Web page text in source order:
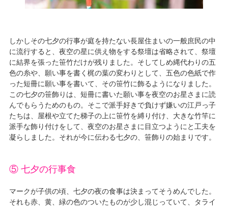
しかしその七夕の行事が庭を持たない長屋住まいの一般庶民の中
に流行すると、夜空の星に供え物をする祭壇は省略されて、祭壇
に結界を張った笹竹だけが残りました。そしてしめ縄代わりの五
色の糸や、願い事を書く梶の葉の変わりとして、五色の色紙で作
った短冊に願い事を書いて、その笹竹に飾るようになりました。
この七夕の笹飾りは、短冊に書いた願い事を夜空のお星さまに読
んでもらうためのもの。そこで派手好きで負けず嫌いの江戸っ子
たちは、屋根や立てた梯子の上に笹竹を縛り付け、大きな竹竿に
派手な飾り付けをして、夜空のお星さまに目立つようにと工夫を
凝らしました。それが今に伝わる七夕の、笹飾りの始まりです。
⑤ 七夕の行事食
マークが子供の頃、七夕の夜の食事は決まってそうめんでした。
それも赤、黄、緑の色のついたものが少し混じっていて、タライ